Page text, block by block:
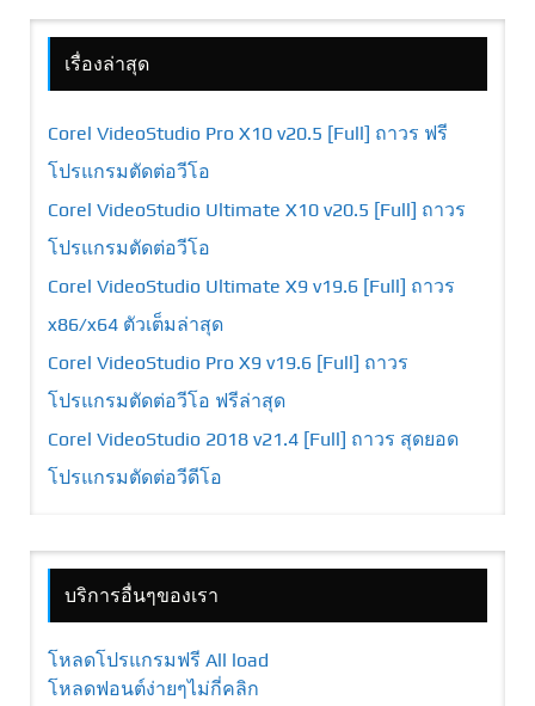
เรื่องล่าสุด
Corel VideoStudio Pro X10 v20.5 [Full] ถาวร ฟรี
โปรแกรมตัดต่อวีโอ
Corel VideoStudio Ultimate X10 v20.5 [Full] ถาวร
โปรแกรมตัดต่อวีโอ
Corel VideoStudio Ultimate X9 v19.6 [Full] ถาวร
x86/x64 ตัวเต็มล่าสุด
Corel VideoStudio Pro X9 v19.6 [Full] ถาวร
โปรแกรมตัดต่อวีโอ ฟรีล่าสุด
Corel VideoStudio 2018 v21.4 [Full] ถาวร สุดยอด
โปรแกรมตัดต่อวีดีโอ
บริการอื่นๆของเรา
โหลดโปรแกรมฟรี All load
โหลดฟอนต์ง่ายๆไม่กี่คลิก